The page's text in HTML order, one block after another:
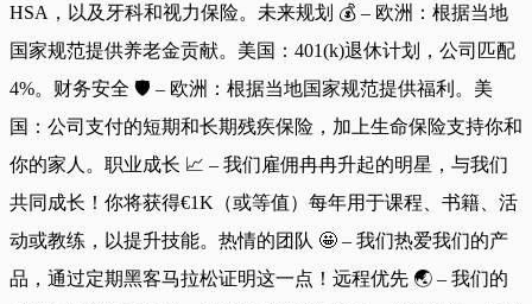
HSA，以及牙科和视力保险。未来规划 💰 – 欧洲：根据当地
国家规范提供养老金贡献。美国：401(k)退休计划，公司匹配
4%。财务安全 🛡️ – 欧洲：根据当地国家规范提供福利。美
国：公司支付的短期和长期残疾保险，加上生命保险支持你和
你的家人。职业成长 📈 – 我们雇佣冉冉升起的明星，与我们
共同成长！你将获得€1K（或等值）每年用于课程、书籍、活
动或教练，以提升技能。热情的团队 🤩 – 我们热爱我们的产
品，通过定期黑客马拉松证明这一点！远程优先 🌏 – 我们的